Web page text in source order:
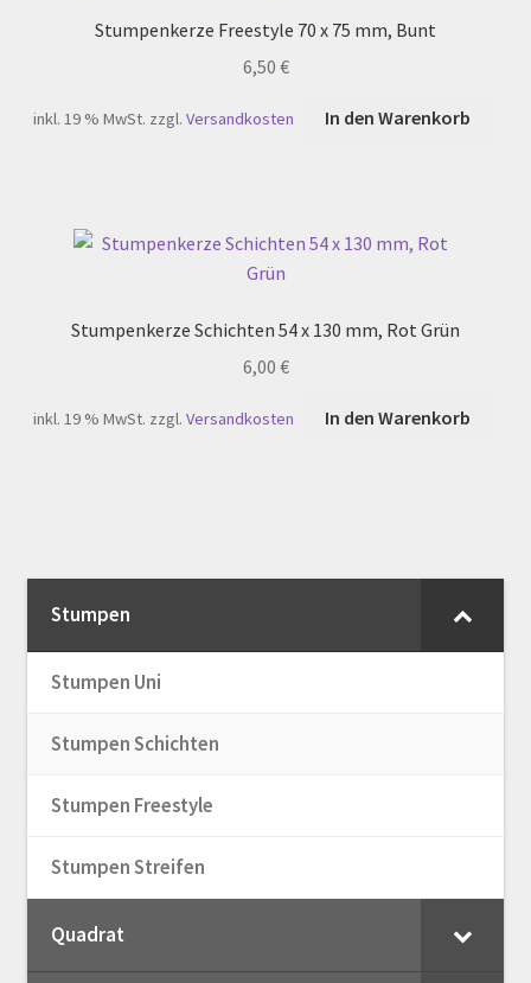
Stumpenkerze Freestyle 70 x 75 mm, Bunt
6,50 €
inkl. 19 % MwSt. zzgl.Versandkosten In den Warenkorb
Stumpenkerze Schichten 54 x 130 mm, Rot Grün
6,00 €
inkl. 19 % MwSt. zzgl.Versandkosten In den Warenkorb
Stumpen
Stumpen Uni
Stumpen Schichten
Stumpen Freestyle
Stumpen Streifen
Quadrat